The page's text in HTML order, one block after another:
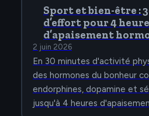
Sport et bien-être :
d’effort pour 4
d’apaisement
2 juin 2026
En 30 minutes d'activité
des hormones du bonheur
endorphines, dopamine et
jusqu'à 4 heures